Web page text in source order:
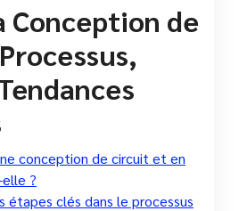
Conception de
conception de circuit et en
?
étapes clés dans le processus